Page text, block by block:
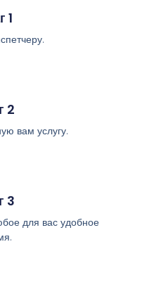
1
2
вам услугу.
3
для вас удобное